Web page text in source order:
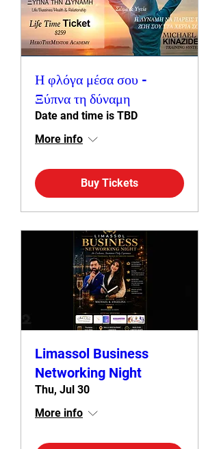
Η φλόγα μέσα σου -
Ξύπνα τη δύναμη
Date and time is TBD
More info
Buy Tickets
Limassol Business
Networking Night
Thu, Jul 30
More info